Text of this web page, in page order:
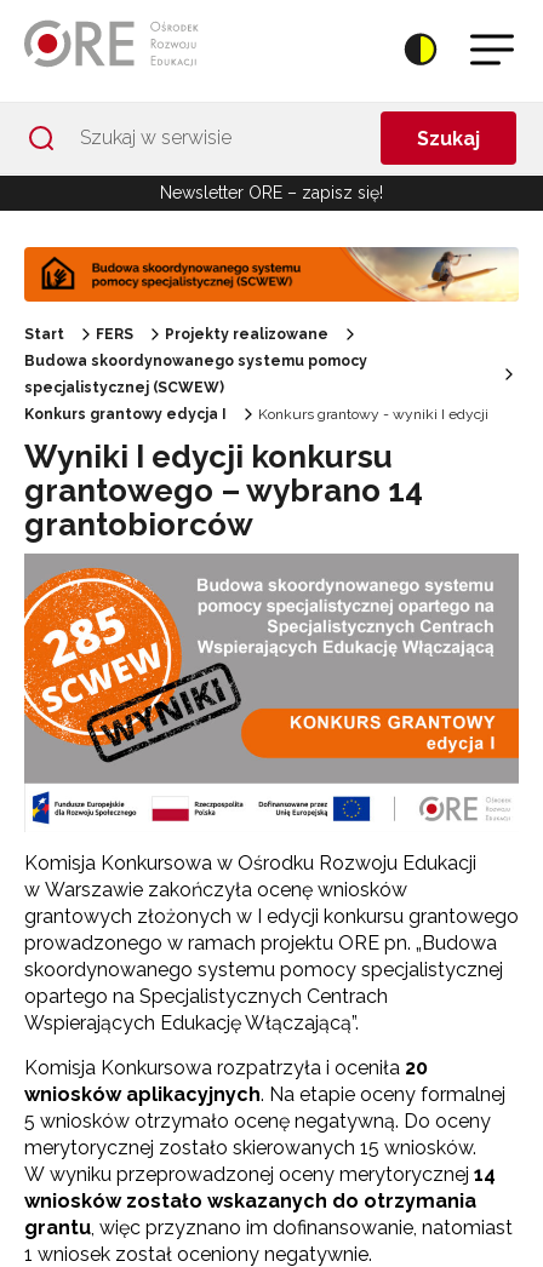
Szukaj
Newsletter ORE – zapisz się!
Start FERS
Projekty realizowane
Budowa skoordynowanego systemu pomocy
specjalistycznej (SCWEW)
Konkurs grantowy edycja I
Konkurs grantowy - wyniki I edycji
Wyniki I edycji konkursu
grantowego – wybrano 14
grantobiorców
Komisja Konkursowa w Ośrodku Rozwoju Edukacji
w Warszawie zakończyła ocenę wniosków
grantowych złożonych w I edycji konkursu grantowego
prowadzonego w ramach projektu ORE pn. „Budowa
skoordynowanego systemu pomocy specjalistycznej
opartego na Specjalistycznych Centrach
Wspierających Edukację Włączającą”.
Komisja Konkursowa rozpatrzyła i oceniła 20
wniosków aplikacyjnych. Na etapie oceny formalnej
5 wniosków otrzymało ocenę negatywną. Do oceny
merytorycznej zostało skierowanych 15 wniosków.
W wyniku przeprowadzonej oceny merytorycznej 14
wniosków zostało wskazanych do otrzymania
grantu, więc przyznano im dofinansowanie, natomiast
1 wniosek został oceniony negatywnie.